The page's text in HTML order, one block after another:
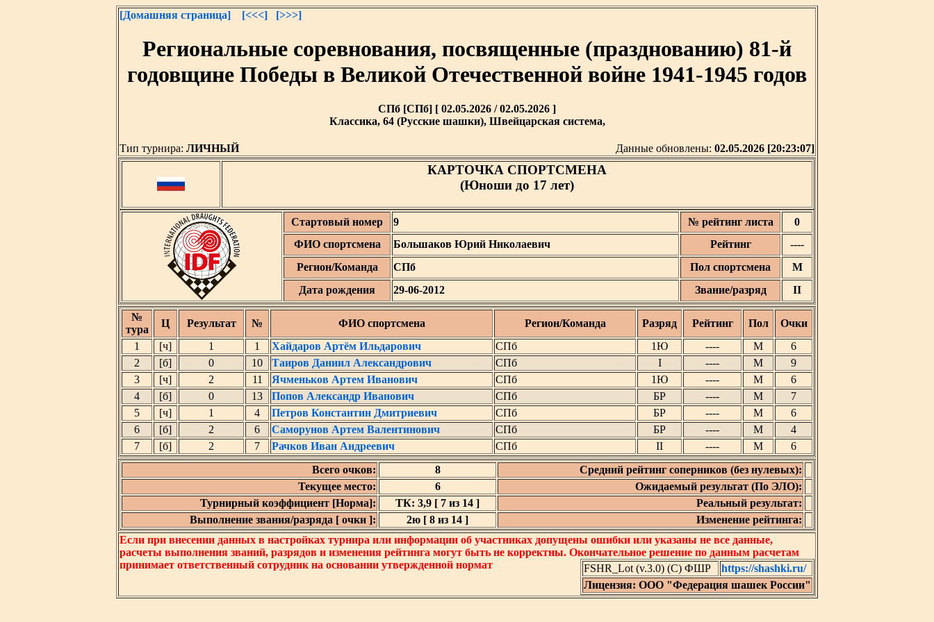
[Домашняя страница] [<<<] [>>>]
Региональные соревнования, посвященные (празднованию) 81-й
годовщине Победы в Великой Отечественной войне 1941-1945 годов
СПб [СПб] [ 02.05.2026 / 02.05.2026 ]
Классика, 64 (Русские шашки), Швейцарская система,
Тип турнира: ЛИЧНЫЙ Данные обновлены: 02.05.2026 [20:23:07]
КАРТОЧКА СПОРТСМЕНА
(Юноши до 17 лет)
Стартовый номер 9 № рейтинг листа
0
ФИО спортсмена
Большаков Юрий Николаевич Рейтинг
----
Регион/Команда
СПб Пол спортсмена
М
Дата рождения
29-06-2012 Звание/разряд II
№
тура
Ц Результат № ФИО спортсмена Регион/Команда Разряд Рейтинг Пол
Очки
1
[ч] 1 1 Хайдаров Артём Ильдарович СПб 1Ю ---- М
6
2
[б] 0 10 Таиров Даниил Александрович СПб I ---- М
9
3
[ч] 2 11 Ячменьков Артем Иванович СПб 1Ю ---- М
6
4
[б] 0 13 Попов Александр Иванович СПб БР ---- М
7
5
[ч] 1 4 Петров Константин Дмитриевич СПб БР ---- М
6
6
[б] 2 6 Саморунов Артем Валентинович СПб БР ---- М
4
7
[б] 2 7 Рачков Иван Андреевич СПб II ---- М
6
Всего очков:
8
Средний рейтинг соперников (без нулевых):
Текущее место:
6
Ожидаемый результат (По ЭЛО):
Турнирный коэффициент [Норма]:
ТК: 3,9 [ 7 из 14 ]
Реальный результат:
Выполнение звания/разряда [ очки ]:
2ю [ 8 из 14 ]
Изменение рейтинга:
Если при внесении данных в настройках турнира или информации об участниках допущены ошибки или указаны не все данные,
расчеты выполнения званий, разрядов и изменения рейтинга могут быть не корректны. Окончательное решение по данным расчетам
принимает ответственный сотрудник на основании утвержденной нормат
FSHR_Lot (v.3.0) (C) ФШР
https://shashki.ru/
Лицензия: ООО "Федерация шашек России"